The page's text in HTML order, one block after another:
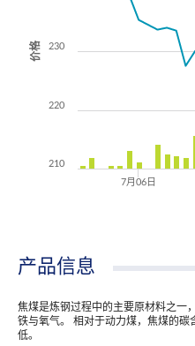
价格
7月06日
210
220
230
产品信息
焦煤是炼钢过程中的主要原材料之一
铁与氧气。 相对于动力煤，焦煤的碳
低。